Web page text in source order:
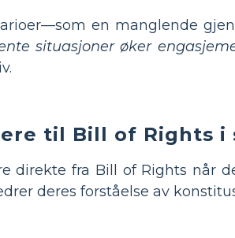
en manglende
situasjoner øker
til Bill of Rights i
direkte fra Bill of Rights når
deres forståelse av